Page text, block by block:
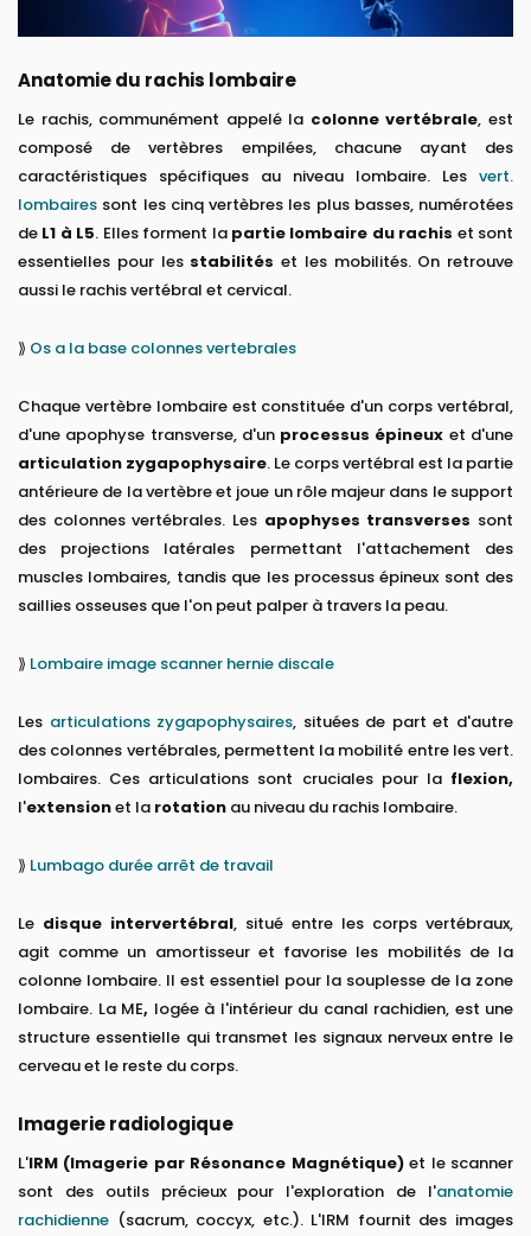
Anatomie du rachis lombaire
Le rachis, communément appelé la colonne vertébrale, est
composé de vertèbres empilées, chacune ayant des
caractéristiques spécifiques au niveau lombaire. Les vert.
lombaires sont les cinq vertèbres les plus basses, numérotées
de L1 à L5. Elles forment la partie lombaire du rachis et sont
essentielles pour les stabilités et les mobilités. On retrouve
aussi le rachis vertébral et cervical.
⟫ Os a la base colonnes vertebrales
Chaque vertèbre lombaire est constituée d'un corps vertébral,
d'une apophyse transverse, d'un processus épineux et d'une
articulation zygapophysaire. Le corps vertébral est la partie
antérieure de la vertèbre et joue un rôle majeur dans le support
des colonnes vertébrales. Les apophyses transverses sont
des projections latérales permettant l'attachement des
muscles lombaires, tandis que les processus épineux sont des
saillies osseuses que l'on peut palper à travers la peau.
⟫ Lombaire image scanner hernie discale
Les articulations zygapophysaires, situées de part et d'autre
des colonnes vertébrales, permettent la mobilité entre les vert.
lombaires. Ces articulations sont cruciales pour la flexion,
l'extensionet la rotation au niveau du rachis lombaire.
⟫ Lumbago durée arrêt de travail
Le disque intervertébral, situé entre les corps vertébraux,
agit comme un amortisseur et favorise les mobilités de la
colonne lombaire. Il est essentiel pour la souplesse de la zone
lombaire. La ME, logée à l'intérieur du canal rachidien, est une
structure essentielle qui transmet les signaux nerveux entre le
cerveau et le reste du corps.
Imagerie radiologique
L'IRM (Imagerie par Résonance Magnétique)et le scanner
sont des outils précieux pour l'exploration de l'anatomie
rachidienne (sacrum, coccyx, etc.). L'IRM fournit des images